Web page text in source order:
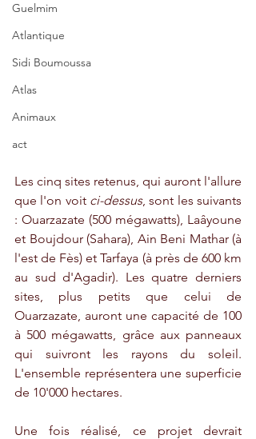
Guelmim
Atlantique
Sidi Boumoussa
Atlas
Animaux
act
Les cinq sites retenus, qui auront l'allure
que l'on voit ci-dessus, sont les suivants
: Ouarzazate (500 mégawatts), Laâyoune
et Boujdour (Sahara), Ain Beni Mathar (à
l'est de Fès) et Tarfaya (à près de 600 km
au sud d'Agadir). Les quatre derniers
sites, plus petits que celui de
Ouarzazate, auront une capacité de 100
à 500 mégawatts, grâce aux panneaux
qui suivront les rayons du soleil.
L'ensemble représentera une superficie
de 10'000 hectares.
Une fois réalisé, ce projet devrait